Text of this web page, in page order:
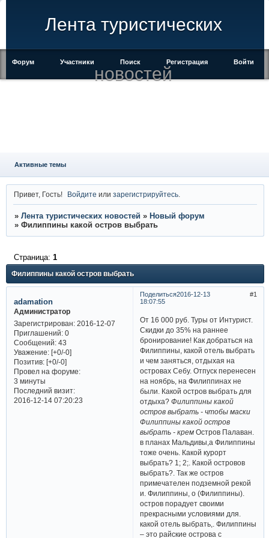
Лента туристических
новостей
Форум Участники Поиск Регистрация Войти
Активные темы
Привет, Гость! Войдите илизарегистрируйтесь
» Лента туристических новостей » Новый форум
» Филиппины какой остров выбрать
Филиппины какой остров выбрать
Страница: 1
Поделиться 1
2016-12-13
18:07:55
adamation
Администратор
Зарегистрирован: 2016-12-07
Приглашений:0
Сообщений:43
Уважение: [+0/-0]
Позитив: [+0/-0]
Провел на форуме:
3 минуты
Последний визит:
2016-12-14 07:20:23
От 16 000 руб. Туры от Интурист.
Скидки до 35% на раннее
бронирование! Как добраться на
Филиппины, какой отель выбрать
и чем заняться, отдыхая на
островах Себу. Отпуск перенесен
на ноябрь, на Филиппинах не
были. Какой остров выбрать для
отдыха?Филиппины какой
остров выбрать - чтобы маски
Филиппины какой остров
выбрать - крем Остров Палаван.
в планах Мальдивы,а Филиппины
тоже очень. Какой курорт
выбрать? 1; 2;. Какой островов
выбрать?. Так же остров
примечателен подземной рекой
и. Филиппины, о (Филиппины).
остров порадует своими
прекрасными условиями для.
какой отель выбрать,. Филиппины
– это райские острова с